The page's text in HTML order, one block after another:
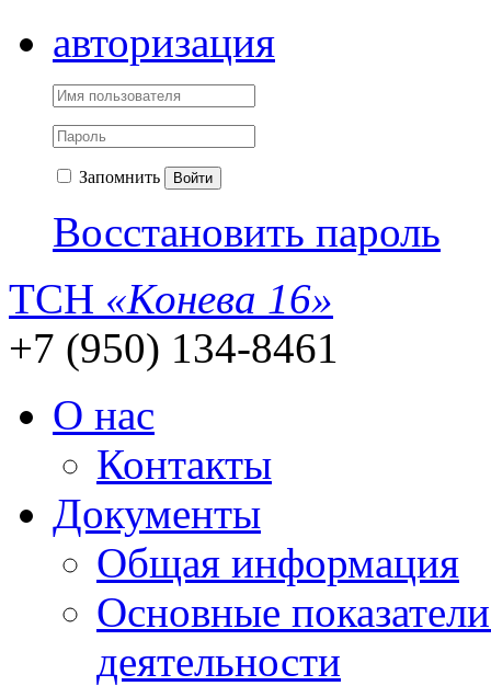
авторизация
Запомнить Войти
Восстановить пароль
ТСН «Конева 16»
+7 (950) 134-8461
О нас
Контакты
Документы
Общая информация
Основные
деятельности